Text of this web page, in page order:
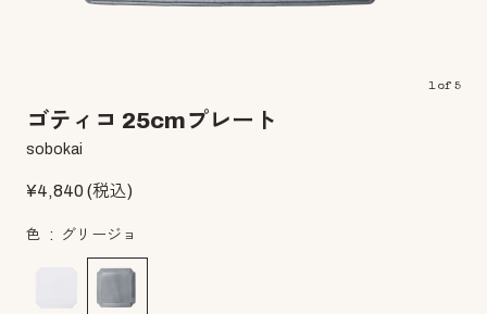
1of 5
ゴティコ 25cmプレート
sobokai
¥4,840(税込)
色 グリージョ